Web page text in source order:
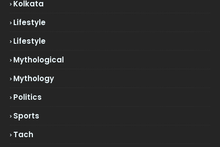
Kolkata
Lifestyle
Lifestyle
Mythological
Mythology
Politics
Sports
Tach